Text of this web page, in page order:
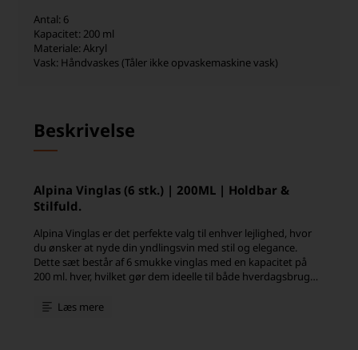
Beskrivelse
Alpina Vinglas (6 stk.) | 200ML | Holdbar &
Stilfuld.
Alpina Vinglas er det perfekte valg til enhver lejlighed, hvor
du ønsker at nyde din yndlingsvin med stil og elegance.
Dette sæt består af 6 smukke vinglas med en kapacitet på
200 ml. hver, hvilket gør dem ideelle til både hverdagsbrug
Læs mere
Antal: 6
Kapacitet: 200 ml
Materiale: Akryl
Vask: Håndvaskes (Tåler ikke opvaskemaskine vask)